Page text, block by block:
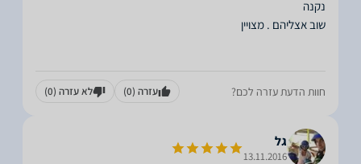
חוות הדעת עזרה לכם? עזרה (0) לא עזרה (0)
גל
13.11.2016